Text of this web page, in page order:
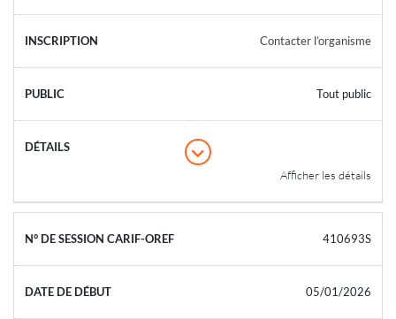
Contacter l’organisme
Tout public
Afficher les détails
410693S
05/01/2026